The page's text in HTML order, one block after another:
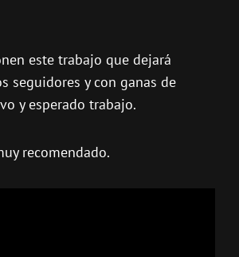
este trabajo que dejará
seguidores y con ganas de
y esperado trabajo.
recomendado.